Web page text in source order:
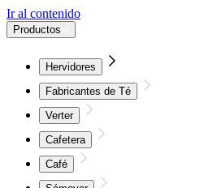
Ir al contenido
Productos
Hervidores
Fabricantes de Té
Verter
Cafetera
Café